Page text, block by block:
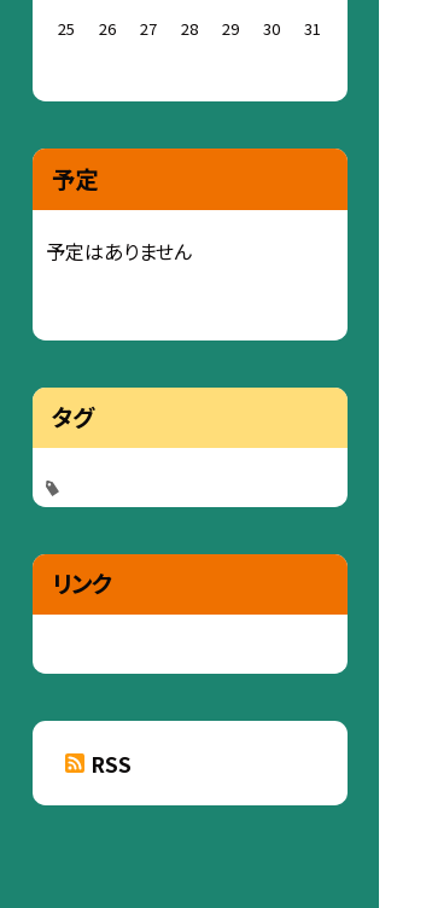
25
26 27 28 29 30 31
予定
予定はありません
タグ
リンク
RSS